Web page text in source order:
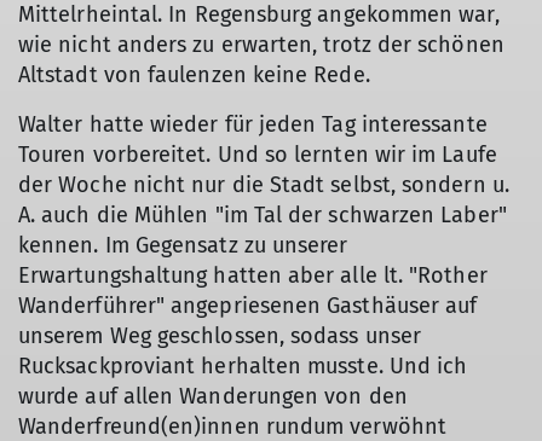
Mittelrheintal. In Regensburg angekommen war,
wie nicht anders zu erwarten, trotz der schönen
Altstadt von faulenzen keine Rede.
Walter hatte wieder für jeden Tag interessante
Touren vorbereitet. Und so lernten wir im Laufe
der Woche nicht nur die Stadt selbst, sondern u.
A. auch die Mühlen "im Tal der schwarzen Laber"
kennen. Im Gegensatz zu unserer
Erwartungshaltung hatten aber alle lt. "Rother
Wanderführer" angepriesenen Gasthäuser auf
unserem Weg geschlossen, sodass unser
Rucksackproviant herhalten musste. Und ich
wurde auf allen Wanderungen von den
Wanderfreund(en)innen rundum verwöhnt